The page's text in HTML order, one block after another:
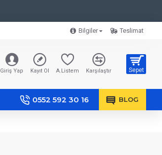
Bilgiler Teslimat
Giriş Yap Kayıt Ol A.Listem Karşılaştır Sepet
0552 592 30 16 BLOG